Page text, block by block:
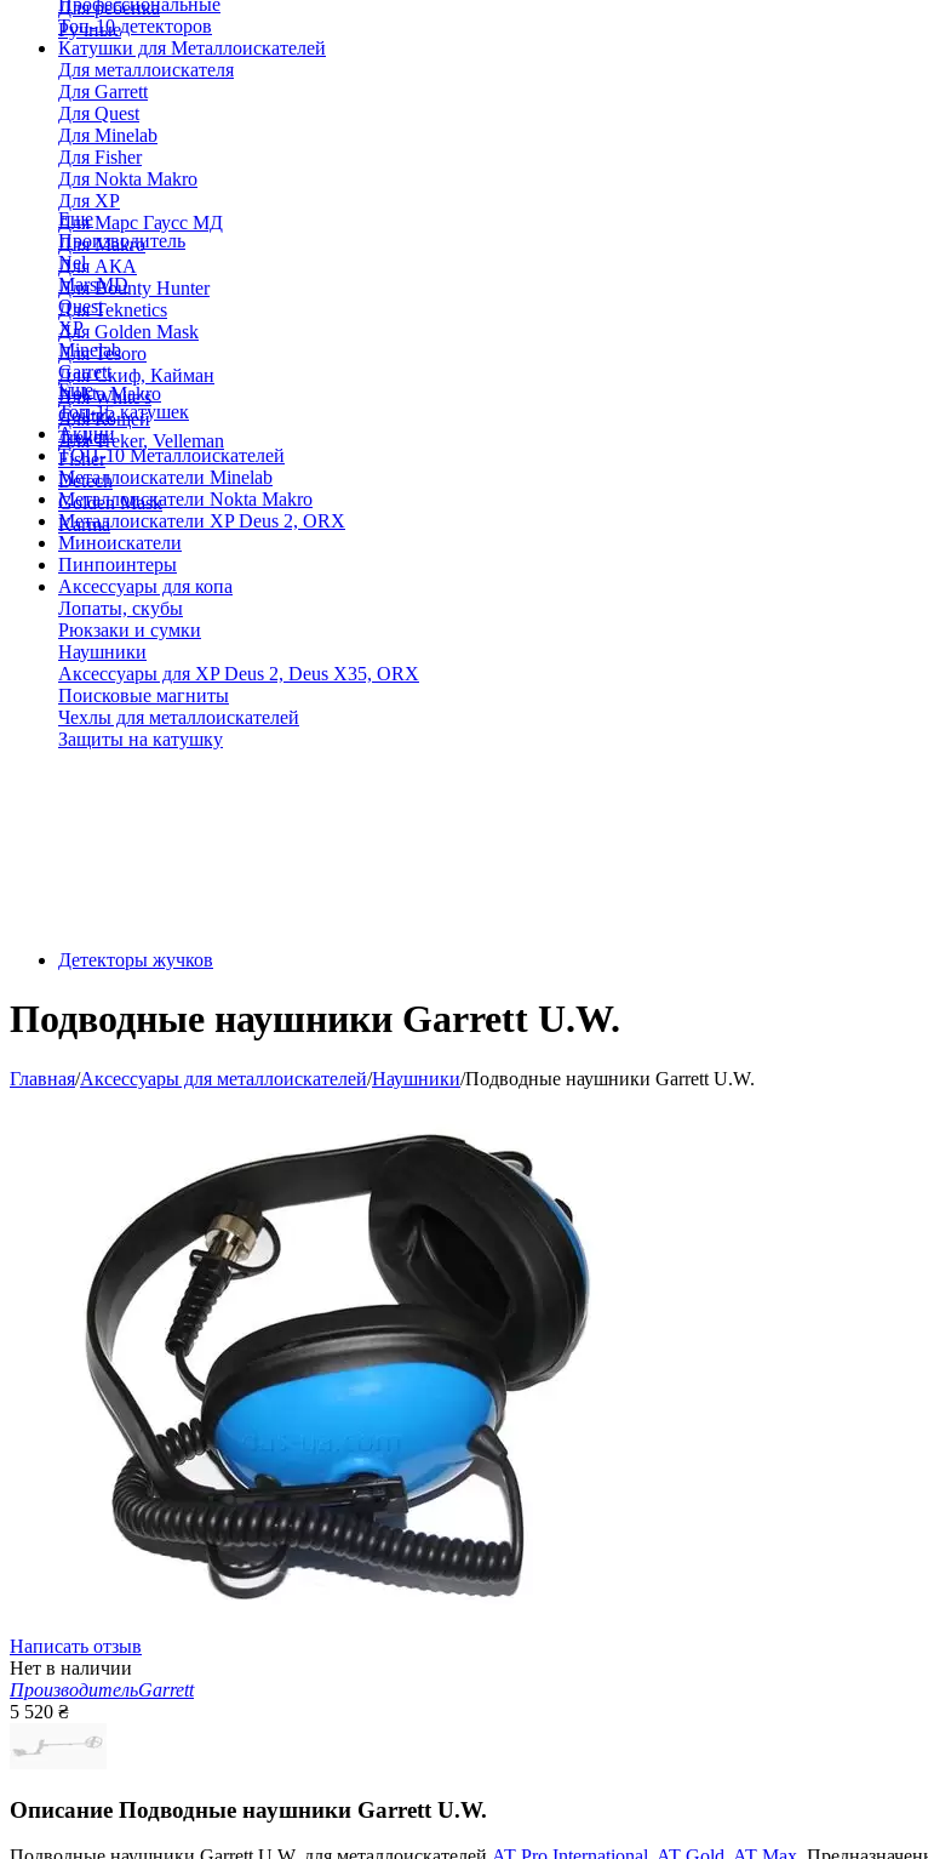
Для ребенка
Ручные
Профессиональные
Топ-10 детекторов
Катушки для Металлоискателей
Для металлоискателя
Для Garrett
Для Quest
Для Minelab
Для Fisher
Для Nokta Makro
Для XP
Для Марс Гаусс МД
Для Makro
Для АКА
Для Bounty Hunter
Для Teknetics
Для Golden Mask
Для Tesoro
Для Скиф, Кайман
Для White's
Для Кощей
Для Treker, Velleman
Еще
Производитель
Nel
MarsMD
Quest
XP
Minelab
Garrett
Nokta Makro
Coiltek
Treker
Fisher
Detech
Golden Mask
Karma
Еще
Топ-15 катушек
Акции
ТОП-10 Металлоискателей
Металлоискатели Minelab
Металлоискатели Nokta Makro
Металлоискатели XP Deus 2, ORX
Миноискатели
Пинпоинтеры
Аксессуары для копа
Лопаты, скубы
Рюкзаки и сумки
Наушники
Аксессуары для XP Deus 2, Deus X35, ORX
Поисковые магниты
Чехлы для металлоискателей
Защиты на катушку
Детекторы жучков
Подводные наушники Garrett U.W.
Главная/Аксессуары для металлоискателей/Наушники/Подводные наушники Garrett U.W.
Написать отзыв
Нет в наличии
ПроизводительGarrett
5 520 ₴
Описание Подводные наушники Garrett U.W.